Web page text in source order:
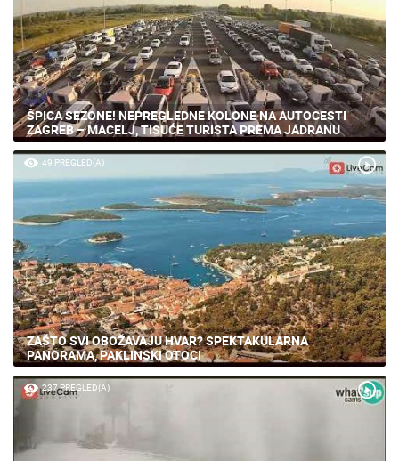
ŠPICA SEZONE! NEPREGLEDNE KOLONE NA AUTOCESTI
ZAGREB – MACELJ, TISUĆE TURISTA PREMA JADRANU
49 PREGLED(A)
ZAŠTO SVI OBOŽAVAJU HVAR? SPEKTAKULARNA
PANORAMA, PAKLINSKI OTOCI
237 PREGLED(A)